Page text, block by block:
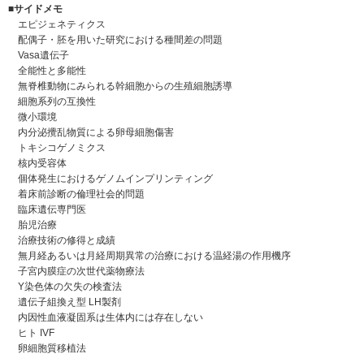
■サイドメモ
エピジェネティクス
配偶子・胚を用いた研究における種間差の問題
Vasa遺伝子
全能性と多能性
無脊椎動物にみられる幹細胞からの生殖細胞誘導
細胞系列の互換性
微小環境
内分泌攪乱物質による卵母細胞傷害
トキシコゲノミクス
核内受容体
個体発生におけるゲノムインプリンティング
着床前診断の倫理社会的問題
臨床遺伝専門医
胎児治療
治療技術の修得と成績
無月経あるいは月経周期異常の治療における温経湯の作用機序
子宮内膜症の次世代薬物療法
Y染色体の欠失の検査法
遺伝子組換え型 LH製剤
内因性血液凝固系は生体内には存在しない
ヒト IVF
卵細胞質移植法